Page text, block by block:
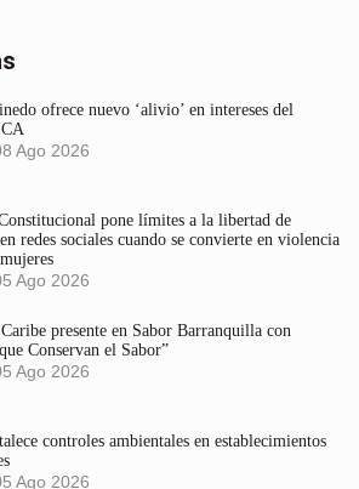
ofrece nuevo ‘alivio’ en intereses del
Ago 2026
pone límites a la libertad de
redes sociales cuando se convierte en violencia
Ago 2026
presente en Sabor Barranquilla con
Conservan el Sabor”
Ago 2026
controles ambientales en establecimientos
Ago 2026